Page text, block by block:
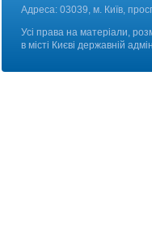
Адреса: 03039, м. Київ,
Усі права на матеріали,
в місті Києві державній